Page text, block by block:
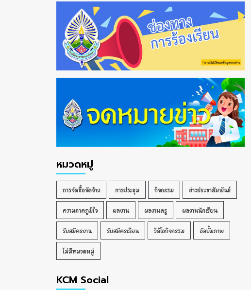
หมวดหมู่
การจัดซื้อจัดจ้าง การประชุม กิจกรรม ข่าวประชาสัมพันธ์
ความภาคภูมิใจ ผลงาน ผลงานครู ผลงานนักเรียน
รับสมัครงาน รับสมัครเรียน วิดีโอกิจกรรม อัลบั้มภาพ
ไม่มีหมวดหมู่
KCM Social